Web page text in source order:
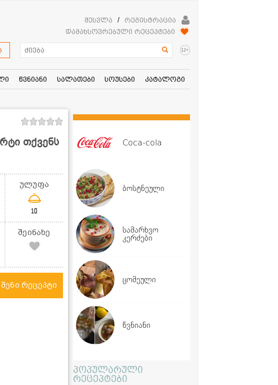
შესვლა /
რეგისტრაცია
დამახსოვრებული რეცეპტები
12+
წვნიანი სალათები სოუსები კატალოგი
თქვენს
ულუფა
10
შეინახე
რეცეპტი
Coca-cola
ბოსტნეული
სამარხვო
კერძები
ცომეული
წვნიანი
პოპულარული
რეცეპტები